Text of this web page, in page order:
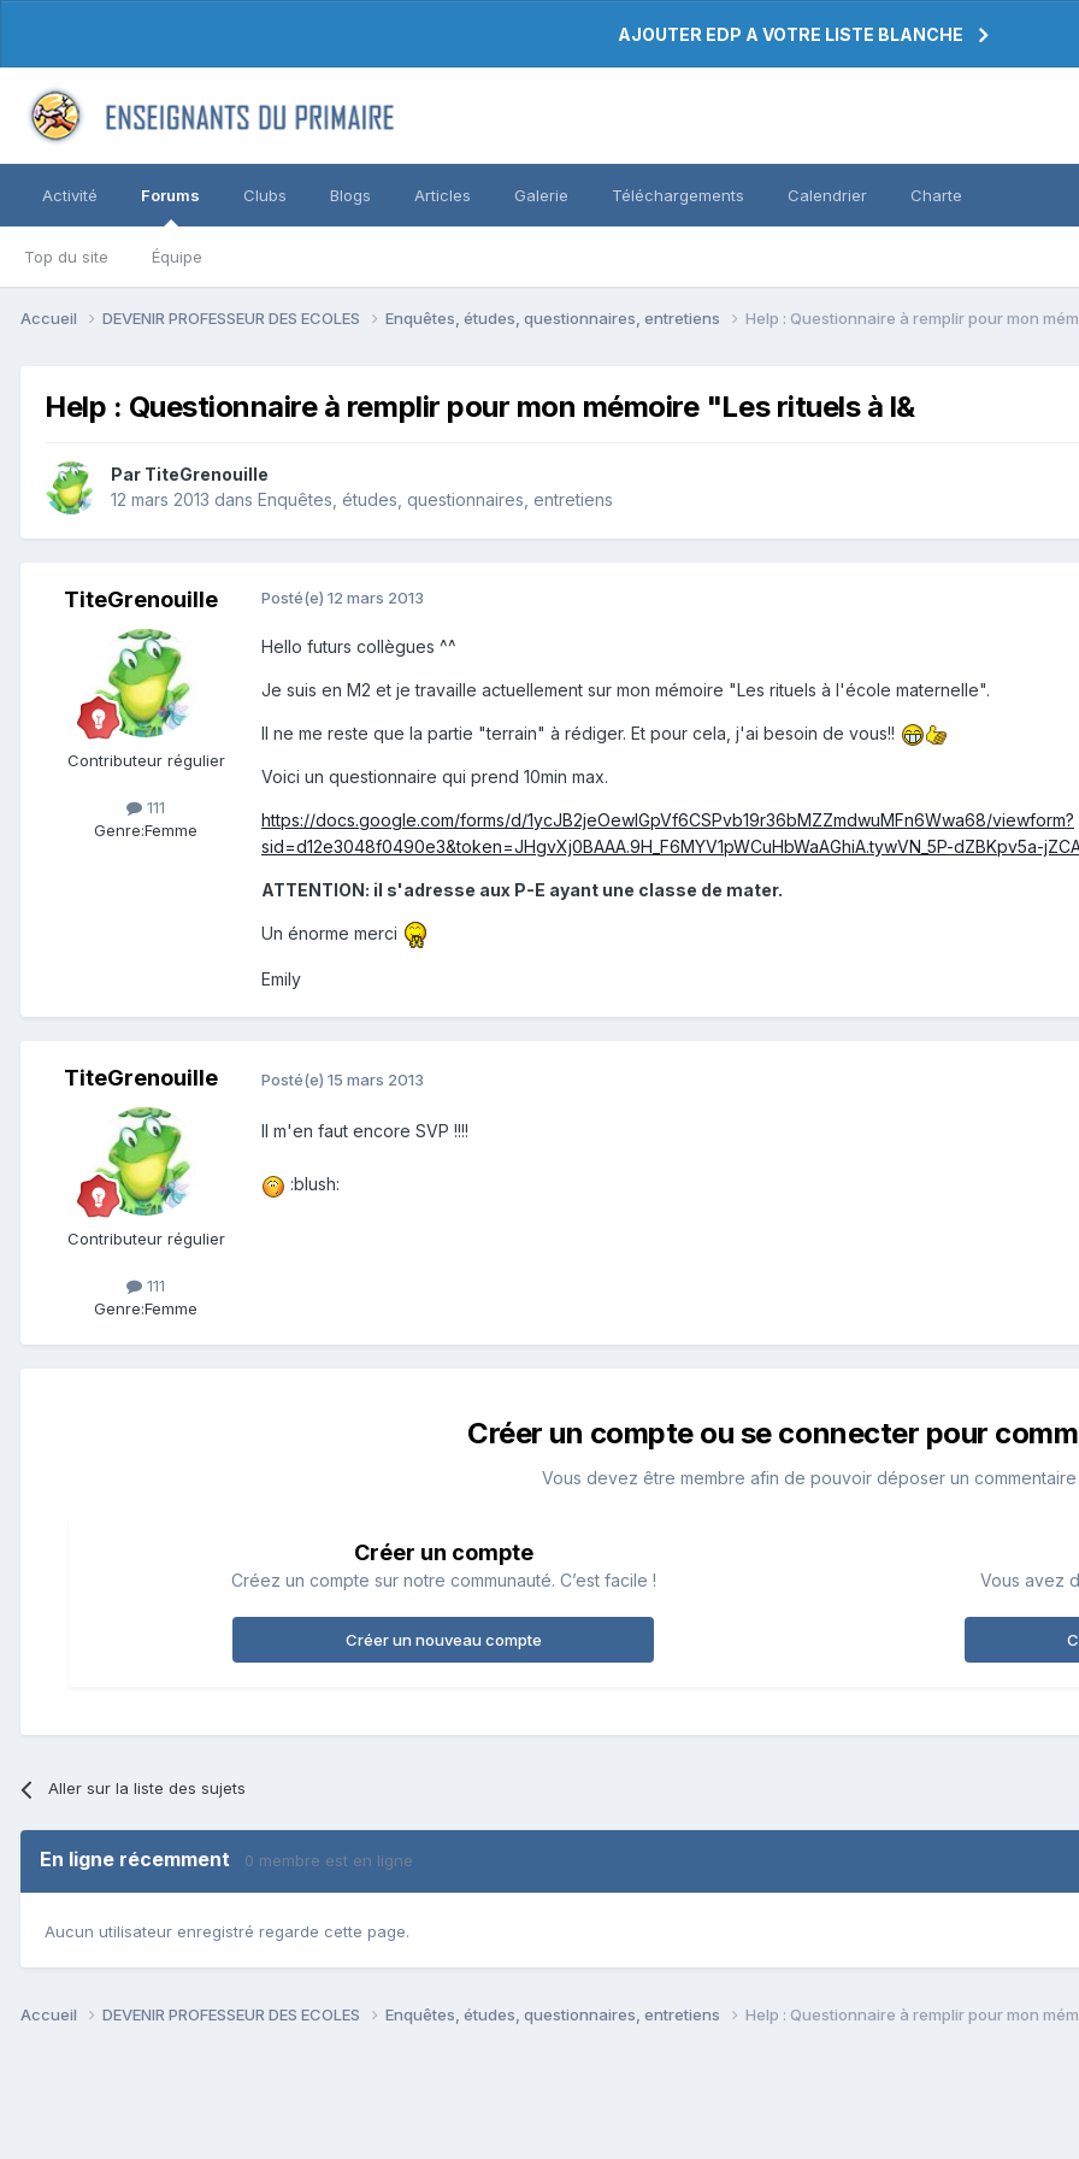
AJOUTER EDP A VOTRE LISTE BLANCHE
Activité Forums
Top du site Équipe
Clubs Blogs Articles Galerie Téléchargements Calendrier Charte
Accueil DEVENIR PROFESSEUR DES ECOLES Enquêtes, études, questionnaires, entretiens Help : Questionnaire à remplir pour mon
Help : Questionnaire à remplir pour mon mémoire "Les rituels à l&
Par TiteGrenouille
12 mars 2013 dans Enquêtes, études, questionnaires, entretiens
TiteGrenouille
Contributeur régulier
111
Genre:Femme
Posté(e) 12 mars 2013
Hello futurs collègues ^^
Je suis en M2 et je travaille actuellement sur mon mémoire "Les rituels à l'école maternelle".
Il ne me reste que la partie "terrain" à rédiger. Et pour cela, j'ai besoin de vous!!
Voici un questionnaire qui prend 10min max.
https://docs.google.com/forms/d/1ycJB2jeOewIGpVf6CSPvb19r36bMZZmdwuMFn6Wwa68/viewform?
sid=d12e3048f0490e3&token=JHgvXj0BAAA.9H_F6MYV1pWCuHbWaAGhiA.tywVN_5P-dZBKpv5a-
ATTENTION: il s'adresse aux P-E ayant une classe de mater.
Un énorme merci
Emily
TiteGrenouille
Contributeur régulier
111
Genre:Femme
Posté(e) 15 mars 2013
Il m'en faut encore SVP !!!!
:blush:
Créer un compte ou se connecter pour
Vous devez être membre afin de pouvoir déposer un commentaire
Créer un compte
Créez un compte sur notre communauté. C’est facile !
Créer un nouveau compte
Vous avez
Aller sur la liste des sujets
En ligne récemment 0 membre est en ligne
Aucun utilisateur enregistré regarde cette page.
Accueil DEVENIR PROFESSEUR DES ECOLES Enquêtes, études, questionnaires, entretiens Help : Questionnaire à remplir pour mon